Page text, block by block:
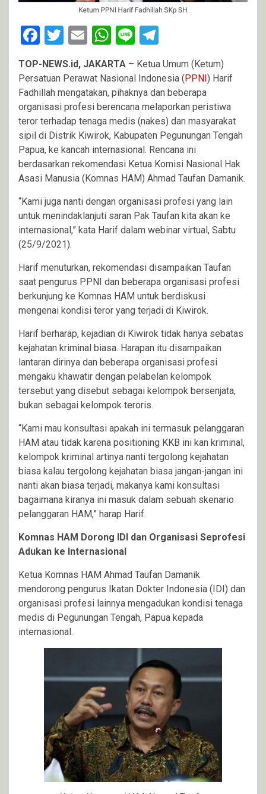
Facebook
Twitter
EmailWhatsApp
Line
TOP-NEWS.id, JAKARTA – Ketua Umum (Ketum)
Persatuan Perawat Nasional Indonesia ( PPNI ) Harif
Fadhillah mengatakan, pihaknya dan beberapa
organisasi profesi berencana melaporkan peristiwa
teror terhadap tenaga medis (nakes) dan masyarakat
sipil di Distrik Kiwirok, Kabupaten Pegunungan Tengah
Papua, ke kancah internasional. Rencana ini
berdasarkan rekomendasi Ketua Komisi Nasional Hak
Asasi Manusia (Komnas HAM) Ahmad Taufan Damanik.
“Kami juga nanti dengan organisasi profesi yang lain
untuk menindaklanjuti saran Pak Taufan kita akan ke
internasional,” kata Harif dalam webinar virtual, Sabtu
(25/9/2021).
Harif menuturkan, rekomendasi disampaikan Taufan
saat pengurus PPNI dan beberapa organisasi profesi
berkunjung ke Komnas HAM untuk berdiskusi
mengenai kondisi teror yang terjadi di Kiwirok.
Harif berharap, kejadian di Kiwirok tidak hanya sebatas
kejahatan kriminal biasa. Harapan itu disampaikan
lantaran dirinya dan beberapa organisasi profesi
mengaku khawatir dengan pelabelan kelompok
tersebut yang disebut sebagai kelompok bersenjata,
bukan sebagai kelompok teroris.
“Kami mau konsultasi apakah ini termasuk pelanggaran
HAM atau tidak karena positioning KKB ini kan kriminal,
kelompok kriminal artinya nanti tergolong kejahatan
biasa kalau tergolong kejahatan biasa jangan-jangan ini
nanti akan biasa terjadi, makanya kami konsultasi
bagaimana kiranya ini masuk dalam sebuah skenario
pelanggaran HAM,” harap Harif.
Komnas HAM Dorong IDI dan Organisasi Seprofesi
Adukan ke Internasional
Ketua Komnas HAM Ahmad Taufan Damanik
mendorong pengurus Ikatan Dokter Indonesia (IDI) dan
organisasi profesi lainnya mengadukan kondisi tenaga
medis di Pegunungan Tengah, Papua kepada
internasional.